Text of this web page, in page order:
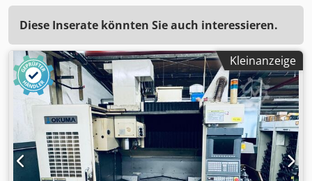
Diese Inserate könnten Sie auch interessieren.
Kleinanzeige